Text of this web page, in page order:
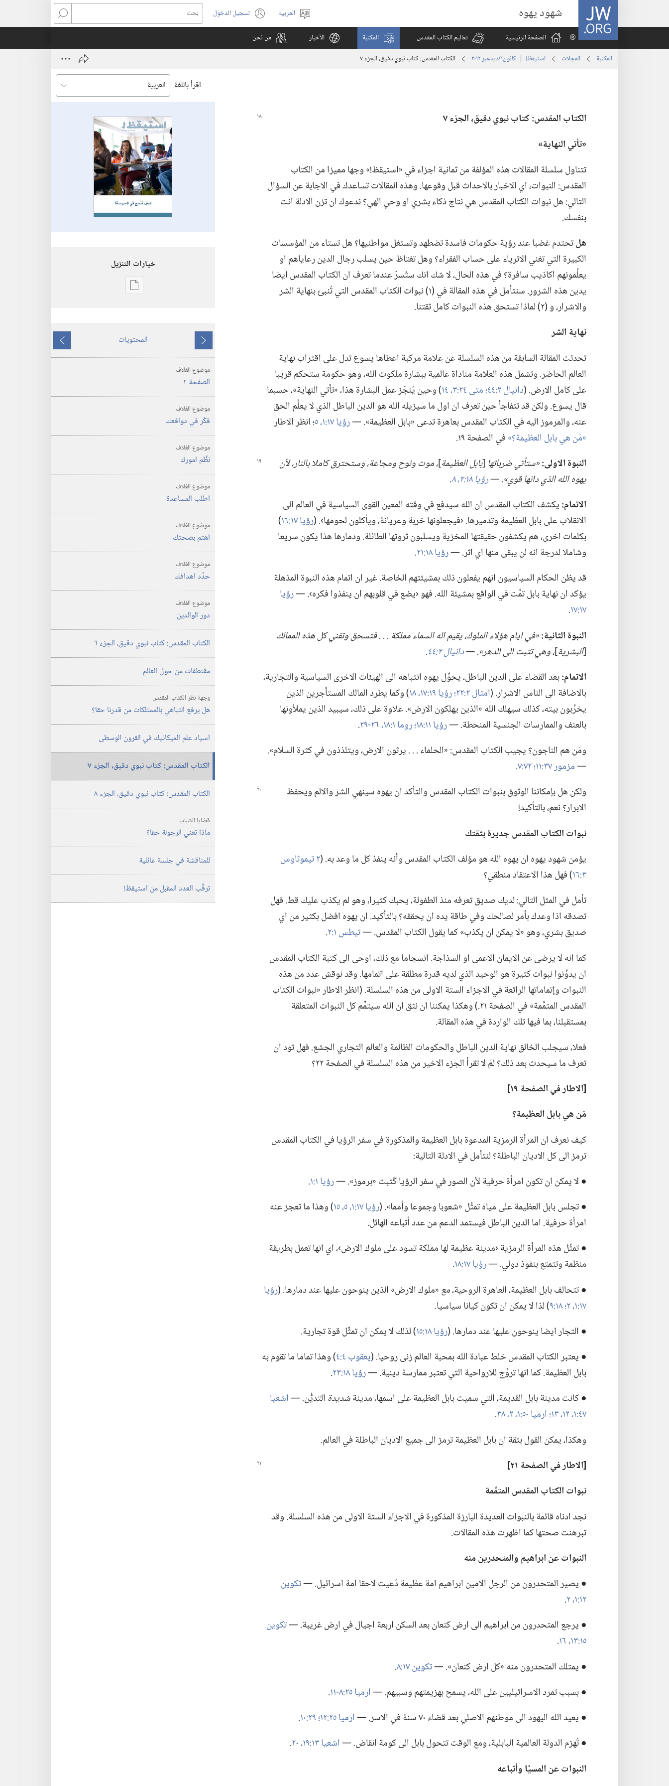
JW.ORG شهود يهوه
اختر
اللغة
العربية تسجيل الدخول
(يفتح
نافذة
بحث
الصفحة الرئيسية
تعاليم الكتاب المقدس المكتبة الأخبار من نحن
المكتبة المجلات استيقظ‏!‏ | ‏‎كانون١/ديسمبر‏ ‏‎٢٠١٢‏ الكتاب المقدس:‏ كتاب نبوي دقيق،‏ الجزء ٧
اقرأ باللغة
الكتاب المقدس:‏ كتاب نبوي دقيق،‏ الجزء ٧
‏«تأتي النهاية»‏
تتناول سلسلة المقالات هذه المؤلفة من ثمانية اجزاء في «استيقظ!‏» وجها مميزا من الكتاب
المقدس:‏ النبوات،‏ اي الاخبار بالاحداث قبل وقوعها.‏ وهذه المقالات تساعدك في الاجابة عن السؤال
التالي:‏ هل نبوات الكتاب المقدس هي نتاج ذكاء بشري او وحي الهي؟‏ ندعوك ان تزن الادلة انت
بنفسك.‏
هلتحتدم غضبا عند رؤية حكومات فاسدة تضطهد وتستغل مواطنيها؟‏ هل تستاء من المؤسسات
الكبيرة التي تغني الاثرياء على حساب الفقراء؟‏ وهل تغتاظ حين يسلب رجال الدين رعاياهم او
يعلِّمونهم اكاذيب سافرة؟‏ في هذه الحال،‏ لا شك انك ستُسرّ عندما تعرف ان الكتاب المقدس ايضا
يدين هذه الشرور.‏ سنتأمل في هذه المقالة في (‏١)‏ نبوات الكتاب المقدس التي تُنبئ بنهاية الشر
والاشرار،‏ و (‏٢)‏ لماذا تستحق هذه النبوات كامل ثقتنا.‏
نهاية الشر
تحدثت المقالة السابقة من هذه السلسلة عن علامة مركبة اعطاها يسوع تدل على اقتراب نهاية
العالم الحاضر.‏ وتشمل هذه العلامة مناداة عالمية ببشارة ملكوت الله،‏ وهو حكومة ستحكم قريبا
على كامل الارض.‏ (‏دانيال ٢:‏٤٤؛‏ متى ٢٤:‏٣،‏
‏)‏ وحين يُنجَز عمل البشارة هذا،‏ «تأتي النهاية»،‏ حسبما
قال يسوع.‏ ولكن قد تتفاجأ حين تعرف ان اول ما سيزيله الله هو الدين الباطل الذي لا يعلِّم الحق
عنه،‏ والمرموز اليه في الكتاب المقدس بعاهرة تدعى «بابل العظيمة».‏ —‏رؤيا ١٧:‏١،‏
‏؛‏ انظر الاطار
‏«مَن هي بابل العظيمة؟‏»‏في الصفحة ١٩.‏
النبوة الاولى:‏‏«ستأتي ضرباتها ‏[‏بابل العظيمة‏]‏‏،‏ موت ونوح ومجاعة،‏ وستحترق كاملا بالنار،‏لأن
يهوه الله الذي دانها قوي».‏ —‏رؤيا ١٨:‏٢،‏ ٨‏.‏
الاتمام:‏يكشف الكتاب المقدس ان الله سيدفع في وقته المعين القوى السياسية في العالم الى
الانقلاب على بابل العظيمة وتدميرها.‏ ‹فيجعلونها خربة وعريانة،‏ ويأكلون لحومها›.‏ (‏رؤيا ١٧:‏١٦
‏)‏
بكلمات اخرى،‏ هم يكشفون حقيقتها المخزية ويسلبون ثروتها الطائلة.‏ ودمارها هذا يكون سريعا
وشاملا لدرجة انه لن يبقى منها اي اثر.‏ —‏رؤيا ١٨:‏٢١
‏.‏
قد يظن الحكام السياسيون انهم يفعلون ذلك بمشيئتهم الخاصة.‏ غير ان اتمام هذه النبوة المذهلة
يؤكد ان نهاية بابل تمَّت في الواقع بمشيئة الله.‏ فهو ‹يضع في قلوبهم ان ينفذوا فكره›.‏ —‏رؤيا
١٧:‏١٧
‏.‏
النبوة الثانية:‏‏«‏فيايام هؤلاء الملوك،‏ يقيم اله السماء مملكة .‏ .‏ .‏ فتسحق وتفني كل هذه الممالك
‏[‏البشرية‏]‏‏،‏ وهي تثبت الى الدهر».‏ —‏دانيال ٢:‏٤٤
‏.‏
الاتمام:‏بعد القضاء على الدين الباطل،‏ يحوِّل يهوه انتباهه الى الهيئات الاخرى السياسية والتجارية،‏
بالاضافة الى الناس الاشرار.‏ (‏امثال ٢:‏٢٢؛‏ رؤيا ١٩:‏١٧،‏ ١٨
‏)‏ وكما يطرد المالك المستأجرين الذين
يخرِّبون بيته،‏ كذلك سيهلك الله «الذين يهلكون الارض».‏ علاوة على ذلك،‏ سيبيد الذين يملأونها
بالعنف والممارسات الجنسية المنحطة.‏ —‏رؤيا ١١:‏١٨؛‏ روما ١:‏١٨،‏
‏.‏
ومَن هم الناجون؟‏ يجيب الكتاب المقدس:‏ «الحلماء .‏ .‏ .‏ يرثون الارض،‏ ويتلذذون في كثرة السلام».‏
—‏مزمور ٣٧:‏١١؛‏
‏.‏
ولكن هل بإمكاننا الوثوق بنبوات الكتاب المقدس والتأكد ان يهوه سينهي الشر والالم ويحفظ
الابرار؟‏ نعم،‏ بالتأكيد!‏
نبوات الكتاب المقدس جديرة بثقتك
يؤمن شهود يهوه ان يهوه الله هو مؤلف الكتاب المقدس وأنه ينفذ كل ما وعد به.‏ (‏ ٢ تيموثاوس
٣:‏١٦
‏)‏ فهل هذا الاعتقاد منطقي؟‏
تأمل في المثل التالي:‏ لديك صديق تعرفه منذ الطفولة،‏ يحبك كثيرا،‏ وهو لم يكذب عليك قط.‏ فهل
تصدقه اذا وعدك بأمر لصالحك وفي طاقة يده ان يحققه؟‏ بالتأكيد.‏ ان يهوه افضل بكثير من اي
صديق بشري،‏ وهو «لا يمكن ان يكذب» كما يقول الكتاب المقدس.‏ —‏تيطس ١:‏٢
‏.‏
كما انه لا يرضى عن الايمان الاعمى او السذاجة.‏ انسجاما مع ذلك،‏ اوحى الى كتبة الكتاب المقدس
ان يدوِّنوا نبوات كثيرة هو الوحيد الذي لديه قدرة مطلقة على اتمامها.‏ وقد نوقش عدد من هذه
النبوات وإتماماتها الرائعة في الاجزاء الستة الاولى من هذه السلسلة.‏ (‏انظر الاطار «نبوات الكتاب
المقدس المتمَّمة» في الصفحة ٢١.‏)‏ وهكذا يمكننا ان نثق ان الله سيتمِّم كل النبوات المتعلقة
بمستقبلنا،‏ بما فيها تلك الواردة في هذه المقالة.‏
فعلا،‏ سيجلب الخالق نهاية الدين الباطل والحكومات الظالمة والعالم التجاري الجشع.‏ فهل تود ان
تعرف ما سيحدث بعد ذلك؟‏ لمَ لا تقرأ الجزء الاخير من هذه السلسلة في الصفحة ٢٢؟‏
‏[الاطارفيالصفحة ١٩]‏
مَن هي بابل العظيمة؟‏
كيف نعرف ان المرأة الرمزية المدعوة بابل العظيمة والمذكورة في سفر الرؤيا في الكتاب المقدس
ترمز الى كل الاديان الباطلة؟‏ لنتأمل في الادلة التالية:‏
● لا يمكن ان تكون امرأة حرفية لأن الصور في سفر الرؤيا كُتبت «برموز».‏ —‏رؤيا ١:‏١
‏.‏
● تجلس بابل العظيمة على مياه تمثِّل «شعوبا وجموعا وأمما».‏ (‏رؤيا ١٧:‏١،‏
‏)‏ وهذا ما تعجز عنه
امرأة حرفية.‏ اما الدين الباطل فيستمد الدعم من عدد أتباعه الهائل.‏
● تمثِّل هذه المرأة الرمزية ‹مدينة عظيمة لها مملكة تسود على ملوك الارض›،‏ اي انها تعمل بطريقة
منظمة وتتمتع بنفوذ دولي.‏ —‏رؤيا ١٧:‏١٨
‏.‏
● تتحالف بابل العظيمة،‏ العاهرة الروحية،‏مع‏«ملوك الارض» الذين ينوحون عليها عند دمارها.‏ (‏رؤيا
١٧:‏١،‏ ٢؛‏
١٨:‏٩
‏)‏ لذا لا يمكن ان تكون كيانا سياسيا.‏
● التجار ايضا ينوحون عليها عند دمارها.‏ (‏رؤيا ١٨:‏١٥
‏)‏ لذلك لا يمكن ان تمثِّل قوة تجارية.‏
● يعتبر الكتاب المقدس خلط عبادة الله بمحبة العالم زنى روحيا.‏ (‏يعقوب ٤:‏٤
‏)‏ وهذا تماما ما تقوم به
بابل العظيمة.‏ كما انها تروِّج للارواحية التي تعتبر ممارسة دينية.‏ —‏رؤيا ١٨:‏٢٣
‏.‏
● كانت مدينة بابل القديمة،‏ التي سميت بابل العظيمة على اسمها،‏ مدينةشديدةالتديُّن.‏ —‏اشعيا
٤٧:‏١،‏
ارميا ٥٠:‏١،‏ ٢،‏ ٣٨ ‏.‏
وهكذا،‏ يمكن القول بثقة ان بابل العظيمة ترمز الى جميع الاديان الباطلة في العالم.‏
‏[الاطارفيالصفحة ٢١]‏
نبوات الكتاب المقدس المتمَّمة
نجد ادناه قائمة بالنبوات العديدة البارزة المذكورة في الاجزاء الستة الاولى من هذه السلسلة.‏ وقد
تبرهنت صحتها كما اظهرت هذه المقالات.‏
النبوات عن ابراهيم والمتحدرين منه
● يصير المتحدرون من الرجل الامين ابراهيم امة عظيمة دُعيت لاحقا امة اسرائيل.‏ —‏تكوين
١٢:‏١،‏ ٢
‏.‏
● يرجع المتحدرون من ابراهيم الى ارض كنعان بعد السكن اربعة اجيال في ارض غريبة.‏ —‏تكوين
١٥:‏١٣،‏
‏.‏
● يمتلك المتحدرون منه «كل ارض كنعان».‏ —‏تكوين ١٧:‏٨
‏.‏
● بسبب تمرد الاسرائيليين على الله،‏ يسمح بهزيمتهم وسبيهم.‏ —‏ارميا ٢٥:‏٨-‏١١
‏.‏
● يعيد الله اليهود الى موطنهم الاصلي بعد قضاء ٧٠ سنة في الاسر.‏ —‏
ارميا ٢٥:‏١٢؛‏
‏.‏
● تُهزم الدولة العالمية البابلية،‏ ومع الوقت تتحول بابل الى كومة انقاض.‏ —‏اشعيا ١٣:‏١٩،‏ ٢٠
‏.‏
النبوات عن المسيَّا وأتباعه
خيارات التنزيل
خيارات
ديسمبر‏
ما
يسبق
المحتويات
ما
يلي
موضوع الغلاف
الصفحة ٢
موضوع الغلاف
فكِّر في دوافعك
موضوع الغلاف
نظِّم امورك
موضوع الغلاف
اطلب المساعدة
موضوع الغلاف
اهتم بصحتك
موضوع الغلاف
حدِّد اهدافك
موضوع الغلاف
دور الوالدين
الكتاب المقدس:‏ كتاب نبوي دقيق،‏ الجزء ٦
مقتطفات من حول العالم
وجهة نظر الكتاب المقدس
هل يرفع التباهي بالممتلكات من قدرنا حقا؟‏
اسياد علم الميكانيك في القرون الوسطى
الكتاب المقدس:‏ كتاب نبوي دقيق،‏ الجزء ٧
الكتاب المقدس:‏ كتاب نبوي دقيق،‏ الجزء ٨
قضايا الشباب
ماذا تعني الرجولة حقا؟‏
للمناقشة في جلسة عائلية
ترقَّب العدد المقبل من استيقظ!‏